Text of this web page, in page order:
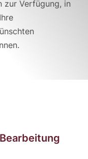
zur Verfügung, in